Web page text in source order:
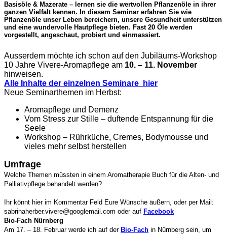
Basisöle & Mazerate – lernen sie die wertvollen Pflanzenöle in ihrer
ganzen Vielfalt kennen. In diesem Seminar erfahren Sie wie
Pflanzenöle unser Leben bereichern, unsere Gesundheit unterstützen
und eine wundervolle Hautpflege bieten. Fast 20 Öle werden
vorgestellt, angeschaut, probiert und einmassiert.
Ausserdem möchte ich schon auf den Jubiläums-Workshop
10 Jahre Vivere-Aromapflege am 10. – 11. November
hinweisen.
Alle Inhalte der einzelnen Seminare hier
Neue Seminarthemen im Herbst:
Aromapflege und Demenz
Vom Stress zur Stille – duftende Entspannung für die
Seele
Workshop – Rührküche, Cremes, Bodymousse und
vieles mehr selbst herstellen
Umfrage
Welche Themen müssten in einem Aromatherapie Buch für die Alten- und
Palliativpflege behandelt werden?
Ihr könnt hier im Kommentar Feld Eure Wünsche äußern, oder per Mail:
sabrinaherber.vivere@googlemail.com oder auf Facebook
Bio-Fach Nürnberg
Am 17. – 18. Februar werde ich auf der Bio-Fach in Nürnberg sein, um